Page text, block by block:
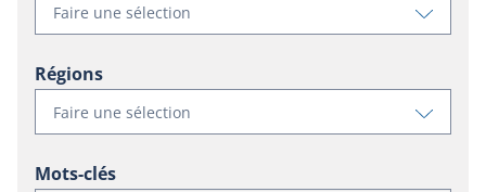
Faire une sélection
Voir
les
Régions
Faire une sélection
Voir
les
Mots-clés